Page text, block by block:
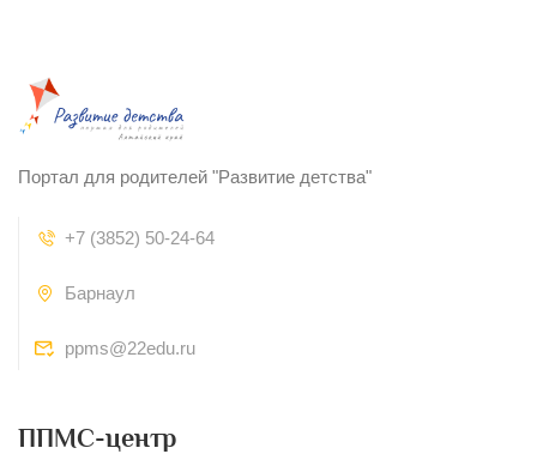
Портал для родителей "Развитие детства"
+7 (3852) 50-24-64
Барнаул
ppms@22edu.ru
ППМС-центр